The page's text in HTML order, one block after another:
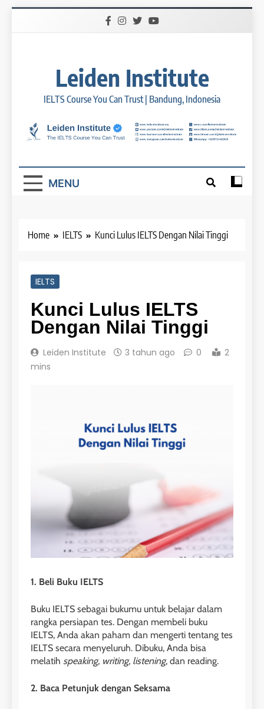
Leiden Institute
IELTS Course You Can Trust | Bandung, Indonesia
MENU
Home IELTS Kunci Lulus IELTS Dengan Nilai Tinggi
Nilai Peserta Kursus IELTS
Daftar Peserta Kursus IELTS
Online
Jadwal Kursus IELTS Online
LEIDEN INSTITUTE
LEIDEN INSTITUTE
Online IELTS Courses
LEIDEN INSTITUTE
IELTS
Kunci Lulus IELTS
Dengan Nilai Tinggi
Leiden Institute 3 tahun ago 0
2
mins
1. Beli Buku IELTS
Buku IELTS sebagai bukumu untuk belajar dalam
rangka persiapan tes. Dengan membeli buku
IELTS, Anda akan paham dan mengerti tentang tes
IELTS secara menyeluruh. Dibuku, Anda bisa
melatih speaking, writing, listening, dan reading.
2. Baca Petunjuk dengan Seksama